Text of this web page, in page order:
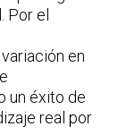
Por el
en
un éxito de
real por